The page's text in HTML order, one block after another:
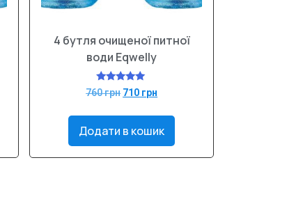
4 бутля очищеної питної
води Eqwelly
Оцінено в
5.00
760грн 710 грн
Додати в кошик